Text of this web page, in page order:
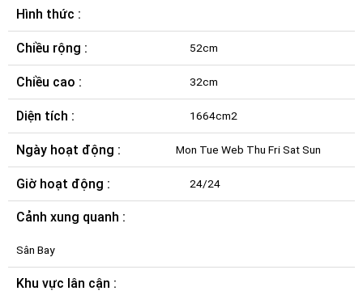
Hình thức :
Chiều rộng : 52cm
Chiều cao : 32cm
Diện tích : 1664cm2
Ngày hoạt động : Mon Tue Web Thu Fri Sat Sun
Giờ hoạt động : 24/24
Cảnh xung quanh :
Sân Bay
Khu vực lân cận :